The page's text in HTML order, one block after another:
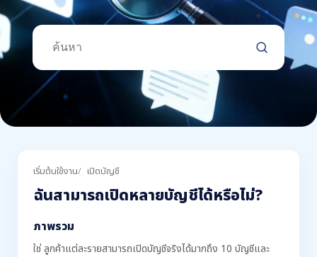
ค้นหา
เริ่มต้นใช้งาน เปิดบัญชี
ฉันสามารถเปิดหลายบัญชีได้หรือไม่?
ภาพรวม
ใช่ ลูกค้าแต่ละรายสามารถเปิดบัญชีจริงได้มากถึง 10 บัญชีและ